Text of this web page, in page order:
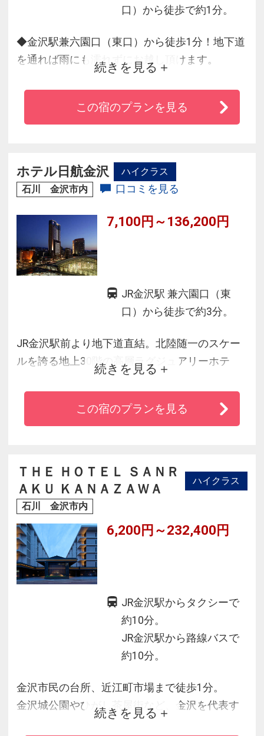
口）から徒歩で約1分。
◆金沢駅兼六園口（東口）から徒歩1分！地下道
を通れば雨にも濡れずにお越し頂けます。
◆全館インタ－ネット無料接続（Wi-Fi対応）
◆市内観光アクセス抜群！周遊バス乗り場も至
近。兼六園までバスで10分。
続きを見る
この宿のプランを見る
ホテル日航金沢
ハイクラス
石川 金沢市内
口コミを見る
7,100円～136,200円
JR金沢駅 兼六園口（東
口）から徒歩で約3分。
JR金沢駅前より地下道直結。北陸随一のスケー
ルを誇る地上30階の高層ラグジュアリーホテ
ル。それぞれの客室を彩るのは、地元金沢の工
芸家が作り上げたアートワークや伝統工芸作
品、快適な眠りを追及したシモンズ社製のベッ
間で、北陸随一の眺望をごゆっくりと贅沢に。
続きを見る
この宿のプランを見る
ＴＨＥ ＨＯＴＥＬ ＳＡＮＲ
ＡＫＵ ＫＡＮＡＺＡＷＡ
ハイクラス
石川 金沢市内
6,200円～232,400円
JR金沢駅からタクシーで
約10分。
JR金沢駅から路線バスで
約10分。
金沢市民の台所、近江町市場まで徒歩1分。
金沢城公園やひがし茶屋街など、金沢を代表す
る観光地へも徒歩圏内と絶好のロケーション。
続きを見る